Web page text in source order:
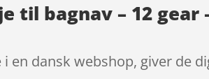
til bagnav – 12
en dansk webshop, giver de